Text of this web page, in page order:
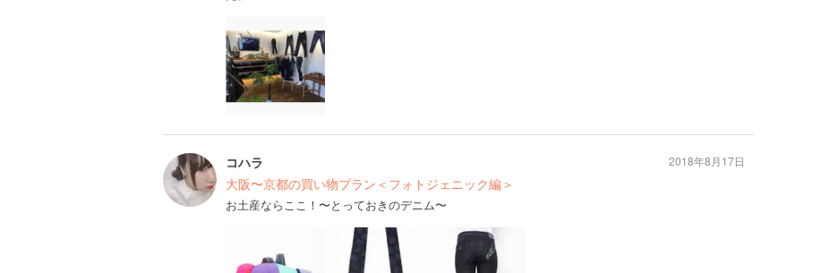
コハラ
大阪〜京都の買い物プラン＜フォトジェニック編＞
お土産ならここ！〜とっておきのデニム〜
2018年8月17日